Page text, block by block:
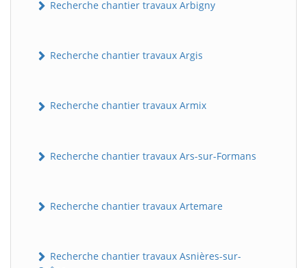
Recherche chantier travaux Arbigny
Recherche chantier travaux Argis
Recherche chantier travaux Armix
Recherche chantier travaux Ars-sur-Formans
Recherche chantier travaux Artemare
Recherche chantier travaux Asnières-sur-